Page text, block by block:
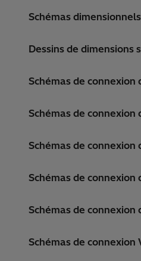
Schémas
Dessins de dimensions
Schémas de connexion
Schémas de connexion
Schémas de connexion
Schémas de connexion
Schémas de connexion
Schémas de connexion